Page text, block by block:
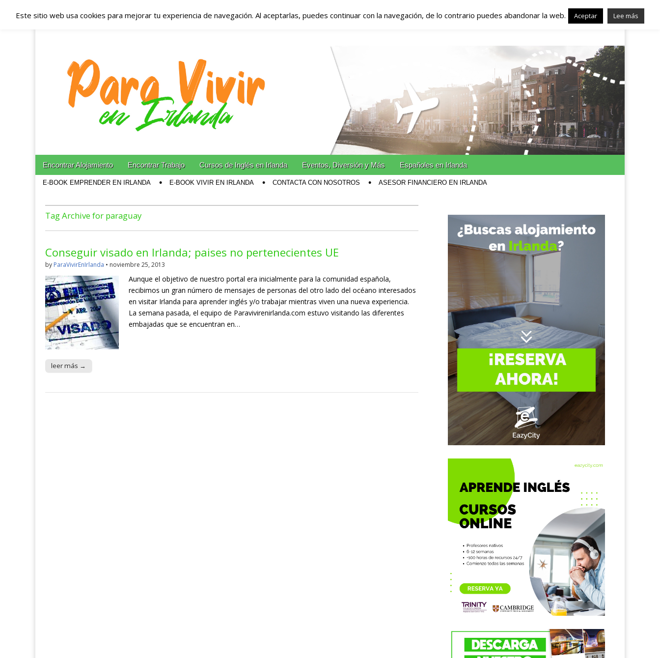
Españoles en Irlanda – Vivir en Irlanda – Trabajo en
Irlanda – Alojamiento en Irlanda
Blog dedicado a los que viven, estudian y trabajan en Irlanda!
Main menu
Skip to content
Encontrar Alojamiento Encontrar Trabajo Cursos de Inglés en Irlanda Eventos, Diversión y Más Españoles en Irlanda
E-BOOK EMPRENDER EN IRLANDA E-BOOK VIVIR EN IRLANDA CONTACTA CON NOSOTROS ASESOR FINANCIERO EN IRLANDA
Tag Archive for paraguay
Conseguir visado en Irlanda; paises no pertenecientes UE
by ParaVivirEnIrlanda • noviembre 25, 2013
Aunque el objetivo de nuestro portal era inicialmente para la comunidad española,
recibimos un gran número de mensajes de personas del otro lado del océano interesados
en visitar Irlanda para aprender inglés y/o trabajar mientras viven una nueva experiencia.
La semana pasada, el equipo de Paravivirenirlanda.com estuvo visitando las diferentes
embajadas que se encuentran en…
leer más →
Este sitio web usa cookies para mejorar tu experiencia de navegación. Al aceptarlas, puedes continuar con la navegación, de lo contrario puedes abandonar la web. Aceptar Lee más